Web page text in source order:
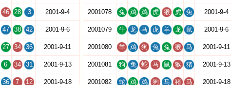
46 28 3 2001-9-4
47 38 42 2001-9-6
27 34 36 2001-9-11
6 34 31 2001-9-13
36 7 12 2001-9-18
2001078 兔 鸡 鸡 虎 猴 虎 兔 2001-9-4
2001079 牛 龙 马 虎 羊 龙 鼠 2001-9-6
2001080 羊 鸡 狗 兔 兔 猴 马 2001-9-11
2001081 狗 兔 蛇 马 鼠 猴 猪 2001-9-13
2001082 蛇 鸡 鸡 狗 马 猪 马 2001-9-18